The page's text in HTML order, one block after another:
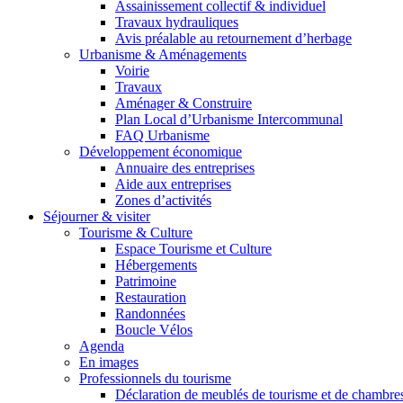
Assainissement collectif & individuel
Travaux hydrauliques
Avis préalable au retournement d’herbage
Urbanisme & Aménagements
Voirie
Travaux
Aménager & Construire
Plan Local d’Urbanisme Intercommunal
FAQ Urbanisme
Développement économique
Annuaire des entreprises
Aide aux entreprises
Zones d’activités
Séjourner & visiter
Tourisme & Culture
Espace Tourisme et Culture
Hébergements
Patrimoine
Restauration
Randonnées
Boucle Vélos
Agenda
En images
Professionnels du tourisme
Déclaration de meublés de tourisme et de